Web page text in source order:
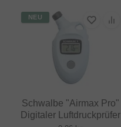
NEU
Schwalbe "Airmax Pro"
Digitaler Luftdruckprüfer